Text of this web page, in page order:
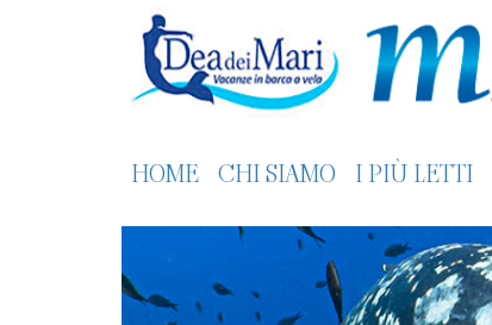
HOME CHI SIAMO I PIÙ LETTI